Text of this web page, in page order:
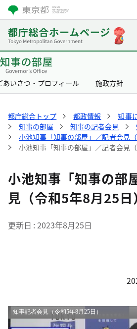
あいさつ・プロフィール 施政方針
都庁総合トップ 都政情報
知事
知事の部屋
知事の記者会見
小池知事「知事の部屋」／記者会見（
小池知事「知事の部屋」／記者会見
小池知事「知事の部
見（令和5年8月25日）
更新日 2023年8月25日